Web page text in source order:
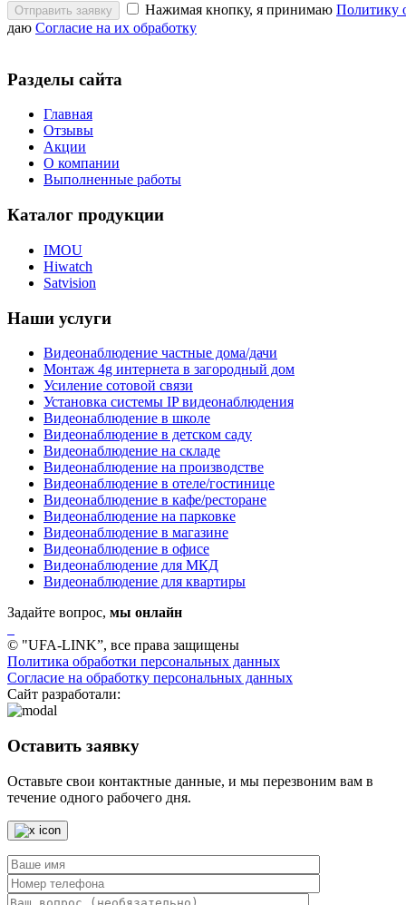
Отправить заявку Нажимая кнопку, я принимаю Политику
даю Согласие на их обработку
Разделы сайта
Главная
Отзывы
Акции
О компании
Выполненные работы
Каталог продукции
IMOU
Hiwatch
Satvision
Наши услуги
Видеонаблюдение частные дома/дачи
Монтаж 4g интернета в загородный дом
Усиление сотовой связи
Установка системы IP видеонаблюдения
Видеонаблюдение в школе
Видеонаблюдение в детском саду
Видеонаблюдение на складе
Видеонаблюдение на производстве
Видеонаблюдение в отеле/гостинице
Видеонаблюдение в кафе/ресторане
Видеонаблюдение на парковке
Видеонаблюдение в магазине
Видеонаблюдение в офисе
Видеонаблюдение для МКД
Видеонаблюдение для квартиры
Задайте вопрос, мы онлайн
© "UFA-LINK”, все права защищены
Политика обработки персональных данных
Согласие на обработку персональных данных
Сайт разработали:
Оставить заявку
Оставьте свои контактные данные, и мы перезвоним вам в
течение одного рабочего дня.